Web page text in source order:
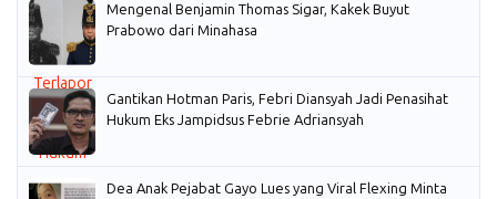
Mengenal Benjamin Thomas Sigar, Kakek Buyut
Prabowo dari Minahasa
Gantikan Hotman Paris, Febri Diansyah Jadi Penasihat
Hukum Eks Jampidsus Febrie Adriansyah
Dea Anak Pejabat Gayo Lues yang Viral Flexing Minta